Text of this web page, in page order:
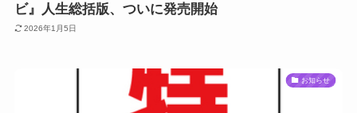
ビ』人生総括版、ついに発売開始
2026年1月5日
お知らせ